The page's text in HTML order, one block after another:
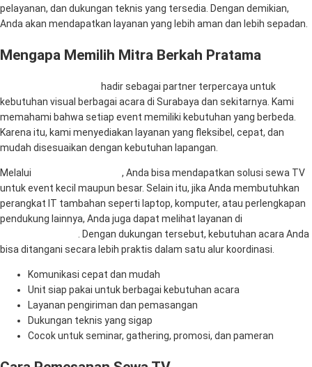
pelayanan, dan dukungan teknis yang tersedia. Dengan demikian,
Anda akan mendapatkan layanan yang lebih aman dan lebih sepadan.
Mengapa Memilih Mitra Berkah Pratama
hadir sebagai partner terpercaya untuk
kebutuhan visual berbagai acara di Surabaya dan sekitarnya. Kami
memahami bahwa setiap event memiliki kebutuhan yang berbeda.
Karena itu, kami menyediakan layanan yang fleksibel, cepat, dan
mudah disesuaikan dengan kebutuhan lapangan.
Melalui
, Anda bisa mendapatkan solusi sewa TV
untuk event kecil maupun besar. Selain itu, jika Anda membutuhkan
perangkat IT tambahan seperti laptop, komputer, atau perlengkapan
pendukung lainnya, Anda juga dapat melihat layanan di
. Dengan dukungan tersebut, kebutuhan acara Anda
bisa ditangani secara lebih praktis dalam satu alur koordinasi.
Komunikasi cepat dan mudah
Unit siap pakai untuk berbagai kebutuhan acara
Layanan pengiriman dan pemasangan
Dukungan teknis yang sigap
Cocok untuk seminar, gathering, promosi, dan pameran